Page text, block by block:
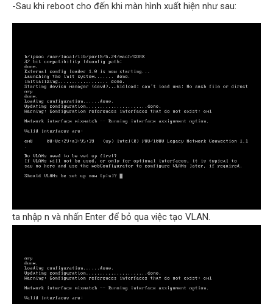
-Sau khi reboot cho đến khi màn hình xuất hiện như sau:
ta nhập n và nhấn Enter để bỏ qua việc tạo VLAN.